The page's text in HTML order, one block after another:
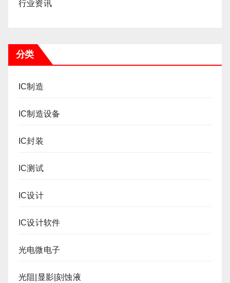
行业资讯
分类
IC制造
IC制造设备
IC封装
IC测试
IC设计
IC设计软件
光电微电子
光阻|显影|刻蚀液